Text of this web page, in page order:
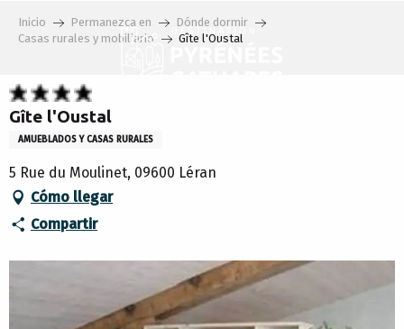
Inicio Permanezca en
Dónde dormir
Casas rurales y mobiliario
Gîte l'Oustal
Gîte l'Oustal
AMUEBLADOS Y CASAS RURALES
5 Rue du Moulinet, 09600 Léran
Cómo llegar
Compartir